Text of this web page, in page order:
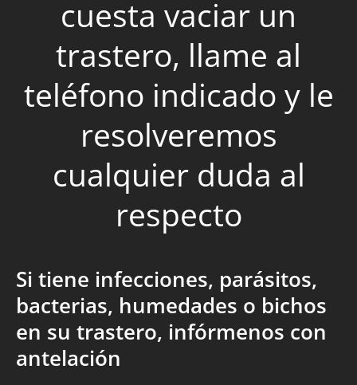
cuesta vaciar un
trastero, llame al
teléfono indicado y le
resolveremos
cualquier duda al
respecto
Si tiene infecciones, parásitos,
bacterias, humedades o bichos
en su trastero, infórmenos con
antelación